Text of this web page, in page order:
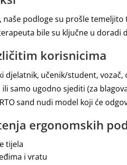
naše podloge su prošle
bile su ključne u doradi
korisnicima
djelatnik, učenik/student,
samo ugodno sjediti (za
sand nudi model koji će
ergonomskih
tijela
i vratu